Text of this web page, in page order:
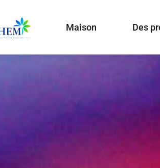
Maison Des